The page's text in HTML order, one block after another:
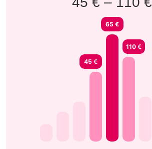
45 €
65 €
110 €